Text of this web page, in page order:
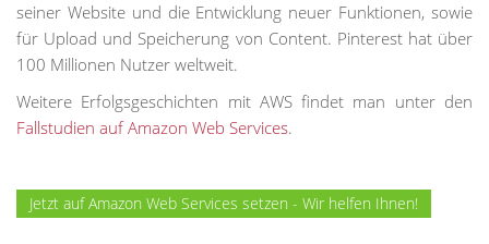
seiner Website und die Entwicklung neuer Funktionen, sowie
für Upload und Speicherung von Content. Pinterest hat über
100 Millionen Nutzer weltweit.
Weitere Erfolgsgeschichten mit AWS findet man unter den
Fallstudien auf Amazon Web Services.
Jetzt auf Amazon Web Services setzen - Wir helfen Ihnen!